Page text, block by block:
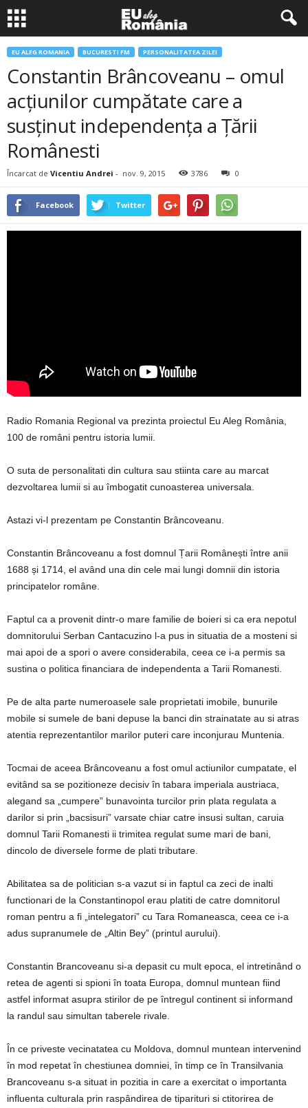
EU ALEG ROMANIA BUCURESTI FM PERSONALITATEA ZILEI
Constantin Brâncoveanu – omul
acțiunilor cumpătate care a
susținut independența a Țării
Românesti
Încarcat de Vicentiu Andrei - nov. 9, 2015 3786 0
Facebook Twitter
Radio Romania Regional va prezinta proiectul Eu Aleg România,
100 de români pentru istoria lumii.
O suta de personalitati din cultura sau stiinta care au marcat
dezvoltarea lumii si au îmbogatit cunoasterea universala.
Astazi vi-l prezentam pe Constantin Brâncoveanu.
Constantin Brâncoveanu a fost domnul Țarii Românești între anii
1688 și 1714, el având una din cele mai lungi domnii din istoria
principatelor române.
Faptul ca a provenit dintr-o mare familie de boieri si ca era nepotul
domnitorului Serban Cantacuzino l-a pus in situatia de a mosteni si
mai apoi de a spori o avere considerabila, ceea ce i-a permis sa
sustina o politica financiara de independenta a Tarii Romanesti.
Pe de alta parte numeroasele sale proprietati imobile, bunurile
mobile si sumele de bani depuse la banci din strainatate au si atras
atentia reprezentantilor marilor puteri care inconjurau Muntenia.
Tocmai de aceea Brâncoveanu a fost omul actiunilor cumpatate, el
evitând sa se pozitioneze decisiv în tabara imperiala austriaca,
alegand sa „cumpere” bunavointa turcilor prin plata regulata a
darilor si prin „bacsisuri” varsate chiar catre insusi sultan, caruia
domnul Tarii Romanesti ii trimitea regulat sume mari de bani,
dincolo de diversele forme de plati tributare.
Abilitatea sa de politician s-a vazut si in faptul ca zeci de inalti
functionari de la Constantinopol erau platiti de catre domnitorul
roman pentru a fi „intelegatori” cu Tara Romaneasca, ceea ce i-a
adus supranumele de „Altin Bey” (printul aurului).
Constantin Brancoveanu si-a depasit cu mult epoca, el intretinând o
retea de agenti si spioni în toata Europa, domnul muntean fiind
astfel informat asupra stirilor de pe întregul continent si informand
la randul sau simultan taberele rivale.
În ce priveste vecinatatea cu Moldova, domnul muntean intervenind
în mod repetat în chestiunea domniei, în timp ce în Transilvania
Brancoveanu s-a situat in pozitia in care a exercitat o importanta
influenta culturala prin raspândirea de tiparituri si ctitorirea de